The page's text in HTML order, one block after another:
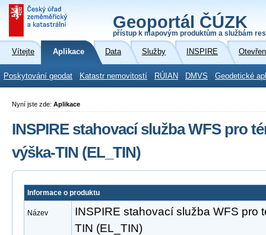
Geoportál ČÚZK
přístup k mapovým produktům a službám
Vítejte Aplikace Data Služby INSPIRE
Poskytování geodat Katastr nemovitostí RÚIAN DMVS Geodetické
Nyní jste zde: Aplikace
INSPIRE stahovací služba WFS pro
výška-TIN (EL_TIN)
Informace o produktu
Název
INSPIRE stahovací služba WFS pro
TIN (EL_TIN)